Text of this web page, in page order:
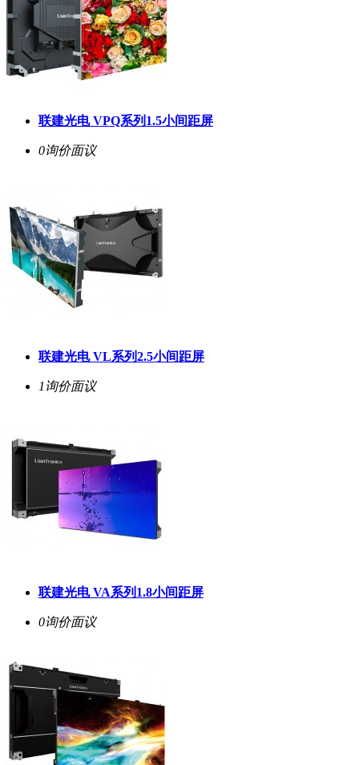
联建光电 VPQ系列1.5小间距屏
0询价面议
联建光电 VL系列2.5小间距屏
1询价面议
联建光电 VA系列1.8小间距屏
0询价面议